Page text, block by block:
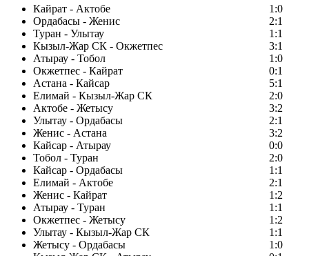
Кайрат - Актобе
1:0
Ордабасы - Женис
2:1
Туран - Улытау
1:1
Кызыл-Жар СК - Окжетпес
3:1
Атырау - Тобол
1:0
Окжетпес - Кайрат
0:1
Астана - Кайсар
5:1
Елимай - Кызыл-Жар СК
2:0
Актобе - Жетысу
3:2
Улытау - Ордабасы
2:1
Женис - Астана
3:2
Кайсар - Атырау
0:0
Тобол - Туран
2:0
Кайсар - Ордабасы
1:1
Елимай - Актобе
2:1
Женис - Кайрат
1:2
Атырау - Туран
1:1
Окжетпес - Жетысу
1:2
Улытау - Кызыл-Жар СК
1:1
Жетысу - Ордабасы
1:0